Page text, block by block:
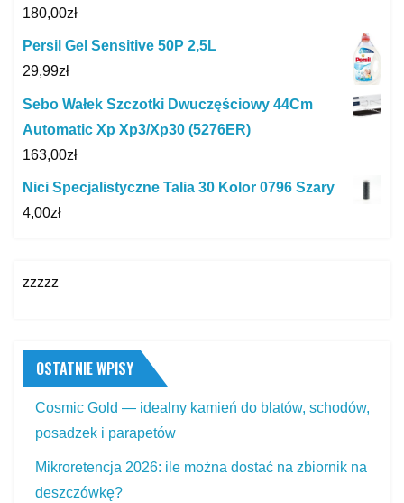
180,00zł
Persil Gel Sensitive 50P 2,5L
29,99zł
Sebo Wałek Szczotki Dwuczęściowy 44Cm
Automatic Xp Xp3/Xp30 (5276ER)
163,00zł
Nici Specjalistyczne Talia 30 Kolor 0796 Szary
4,00zł
zzzzz
OSTATNIE WPISY
Cosmic Gold — idealny kamień do blatów, schodów,
posadzek i parapetów
Mikroretencja 2026: ile można dostać na zbiornik na
deszczówkę?